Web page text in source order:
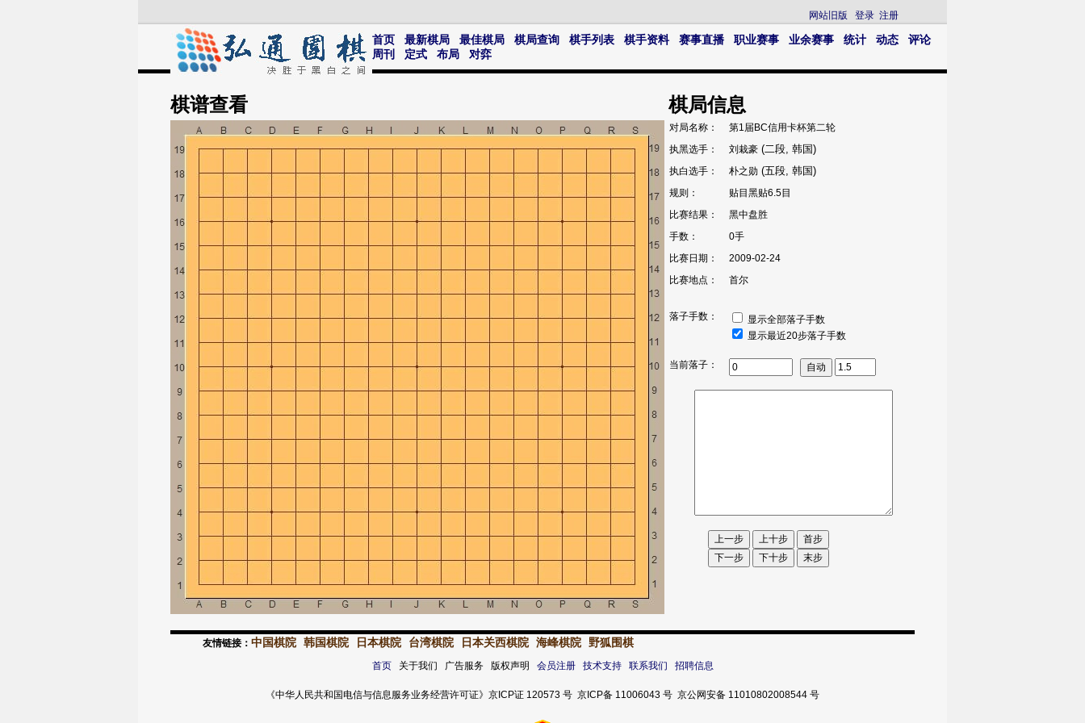
网站旧版 登录 注册
首页 最新棋局 最佳棋局 棋局查询 棋手列表 棋手资料 赛事直播 职业赛事 业余赛事 统计 动态
评论
周刊
定式 布局 对弈
棋谱查看 棋局信息
对局名称：
第1届BC信用卡杯第二轮
执黑选手：
刘栽豪 (二段, 韩国)
执白选手： 朴之勋 (五段, 韩国)
规则：
贴目黑贴6.5目
比赛结果：
黑中盘胜
手数：
0手
比赛日期：
2009-02-24
比赛地点：
首尔
落子手数：
显示全部落子手数
显示最近20步落子手数
当前落子：
友情链接： 中国棋院 韩国棋院 日本棋院 台湾棋院 日本关西棋院 海峰棋院 野狐围棋
首页关于我们 广告服务 版权声明 会员注册 技术支持 联系我们 招聘信息
《中华人民共和国电信与信息服务业务经营许可证》京ICP证 120573 号 京ICP备 11006043 号 京公网安备 11010802008544 号